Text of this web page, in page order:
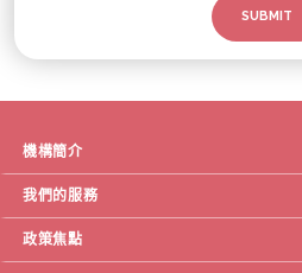
機構簡介
我們的服務
政策焦點